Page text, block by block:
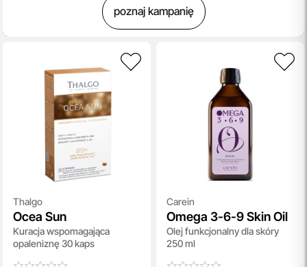
poznaj kampanię
Thalgo
Ocea Sun
Kuracja wspomagająca
opaleniznę 30 kaps
Carein
Omega 3-6-9 Skin Oil
Olej funkcjonalny dla skóry
250 ml